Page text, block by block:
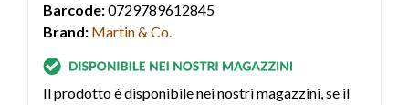
Barcode:0729789612845
Brand: Martin & Co.
Il prodotto è disponibile nei nostri magazzini, se il